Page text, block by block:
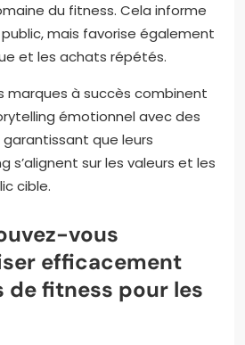
du fitness. Cela informe
mais favorise également
et les achats répétés.
marques à succès combinent
émotionnel avec des
que leurs
s’alignent sur les valeurs et les
cible.
vous
efficacement
fitness pour les